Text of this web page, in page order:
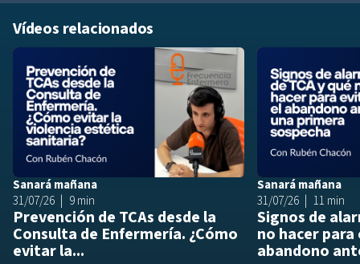
Vídeos relacionados
Añadir a
Sanará mañana
31/07/26
9 min
Prevención de TCAs desde la
Consulta de Enfermería. ¿Cómo
evitar la...
Sanará mañana
31/07/26
11 min
Signos de
no hacer
abandono